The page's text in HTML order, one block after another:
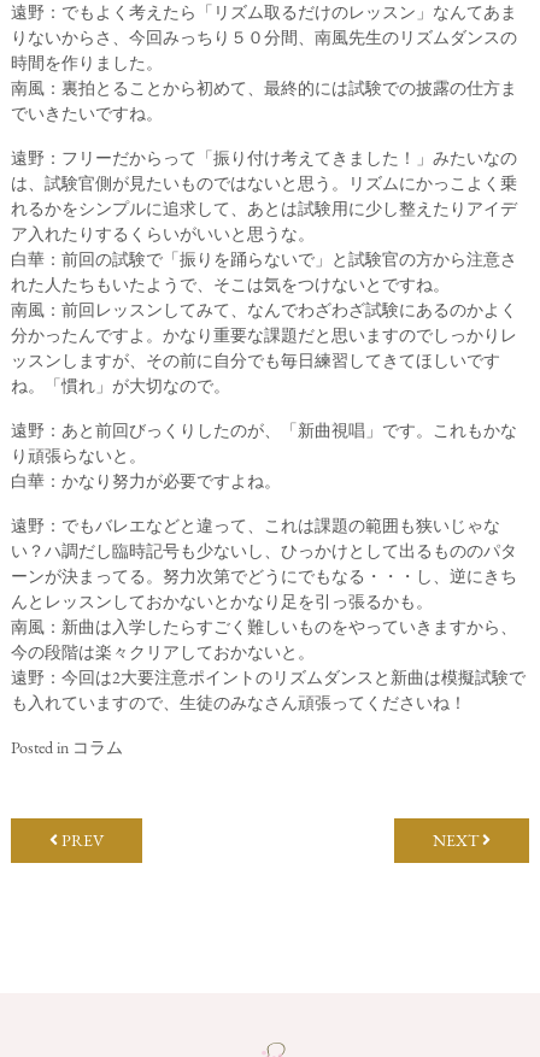
遠野：でもよく考えたら「リズム取るだけのレッスン」なんてあま
りないからさ、今回みっちり５０分間、南風先生のリズムダンスの
時間を作りました。
南風：裏拍とることから初めて、最終的には試験での披露の仕方ま
でいきたいですね。
遠野：フリーだからって「振り付け考えてきました！」みたいなの
は、試験官側が見たいものではないと思う。リズムにかっこよく乗
れるかをシンプルに追求して、あとは試験用に少し整えたりアイデ
ア入れたりするくらいがいいと思うな。
白華：前回の試験で「振りを踊らないで」と試験官の方から注意さ
れた人たちもいたようで、そこは気をつけないとですね。
南風：前回レッスンしてみて、なんでわざわざ試験にあるのかよく
分かったんですよ。かなり重要な課題だと思いますのでしっかりレ
ッスンしますが、その前に自分でも毎日練習してきてほしいです
ね。「慣れ」が大切なので。
遠野：あと前回びっくりしたのが、「新曲視唱」です。これもかな
り頑張らないと。
白華：かなり努力が必要ですよね。
遠野：でもバレエなどと違って、これは課題の範囲も狭いじゃな
い？ハ調だし臨時記号も少ないし、ひっかけとして出るもののパタ
ーンが決まってる。努力次第でどうにでもなる・・・し、逆にきち
んとレッスンしておかないとかなり足を引っ張るかも。
南風：新曲は入学したらすごく難しいものをやっていきますから、
今の段階は楽々クリアしておかないと。
遠野：今回は2大要注意ポイントのリズムダンスと新曲は模擬試験で
も入れていますので、生徒のみなさん頑張ってくださいね！
Posted in コラム
PREV NEXT